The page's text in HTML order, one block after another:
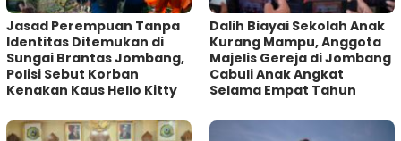
Jasad Perempuan Tanpa
Identitas Ditemukan di
Sungai Brantas Jombang,
Polisi Sebut Korban
Kenakan Kaus Hello Kitty
Dalih Biayai Sekolah Anak
Kurang Mampu, Anggota
Majelis Gereja di Jombang
Cabuli Anak Angkat
Selama Empat Tahun